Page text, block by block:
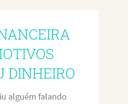
peso, mas
DINHEIRO
alguém falando